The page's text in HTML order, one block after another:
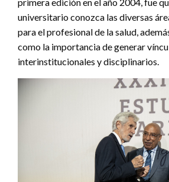
universitario conozca las diversas
para el profesional de la salud,
como la importancia de generar
interinstitucionales y disciplinarios.